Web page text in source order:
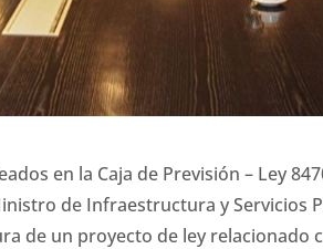
en la Caja de Previsión – Ley
de Infraestructura y Servicios
de un proyecto de ley relacionado